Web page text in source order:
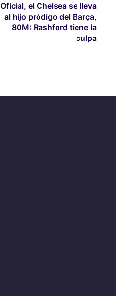
Oficial, el Chelsea se lleva
al hijo pródigo del Barça,
80M: Rashford tiene la
culpa